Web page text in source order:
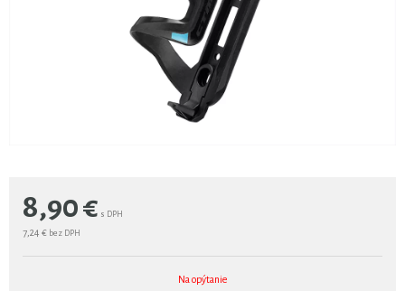
8,90€ s DPH
7,24 € bez DPH
Na opýtanie